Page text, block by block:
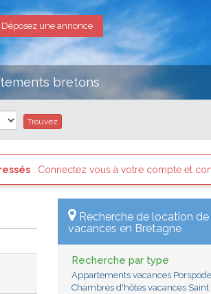
une annonce
bretons
et consultez les "Messages des
Recherche de location de
vacances en Bretagne
Recherche par type
Appartements vacances
Chambres d'hôtes vacances Saint